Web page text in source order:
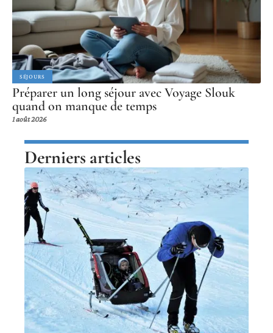
SÉJOURS
Préparer un long séjour avec Voyage Slouk
quand on manque de temps
1 août 2026
Derniers articles